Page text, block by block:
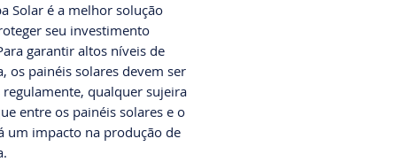
Solar é a melhor solução
seu investimento
garantir altos níveis de
os painéis solares devem ser
qualquer sujeira
entre os painéis solares e o
um impacto na produção de